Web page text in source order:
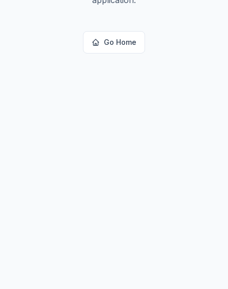
Go Home